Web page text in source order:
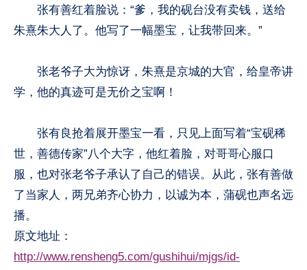
张有善红着脸说：“爹，我的砚台没有卖钱，送给
朱熹朱大人了。他写了一幅墨宝，让我带回来。”
张老爷子大为惊讶，朱熹是京城的大官，给皇帝讲
学，他的真迹可是无价之宝啊！
张有良抢着展开墨宝一看，只见上面写着“宝砚稀
世，善德传家”八个大字，他红着脸，对哥哥心服口
服，也对张老爷子承认了自己的错误。从此，张有善做
了当家人，两兄弟齐心协力，以诚为本，蒲砚也声名远
播。
原文地址：
http://www.rensheng5.com/gushihui/mjgs/id-